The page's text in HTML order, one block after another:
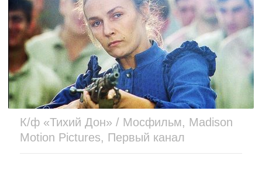
К/ф «Тихий Дон» / Мосфильм, Madison
Motion Pictures, Первый канал